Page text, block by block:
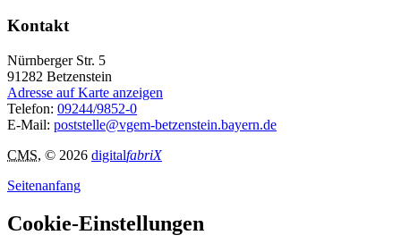
Kontakt
Nürnberger Str. 5
91282 Betzenstein
Adresse auf Karte anzeigen
Telefon: 09244/9852-0
E-Mail: poststelle@vgem-betzenstein.bayern.de
CMS, © 2026 digitalfabriX
Seitenanfang
Cookie-Einstellungen